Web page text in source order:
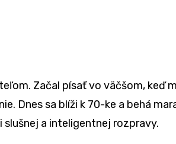
Začal písať vo väčšom, keď
Dnes sa blíži k 70-ke a behá
a inteligentnej rozpravy.